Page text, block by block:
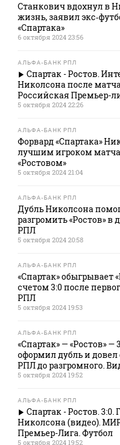
Станкович вдохнул в
жизнь, заявил
«Спартака»
6 октября 2024 23:56
АЛЬФА-БАНК РПЛ
Спартак - Ростов.
Николсона после
Российская Премьер-
5 октября 2024 22:26
АЛЬФА-БАНК РПЛ
Форвард «Спартака»
лучшим игроком
«Ростовом»
5 октября 2024 21:04
АЛЬФА-БАНК РПЛ
Дубль Николсона
разгромить «Ростов»
РПЛ
5 октября 2024 20:58
АЛЬФА-БАНК РПЛ
«Спартак» обыгрывает
счетом 3:0 после
РПЛ
5 октября 2024 19:53
АЛЬФА-БАНК РПЛ
«Спартак» — «Ростов» —
оформил дубль и довел
РПЛ до разгромного.
5 октября 2024 19:52
АЛЬФА-БАНК РПЛ
Спартак - Ростов.
Николсона (видео).
Премьер-Лига. Футбол
5 октября 2024 19:52